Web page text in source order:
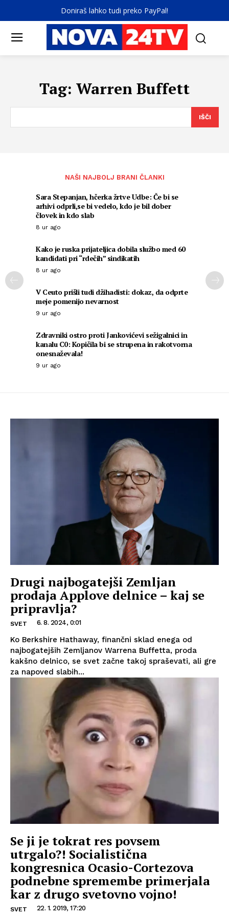
Doniraš lahko tudi preko PayPal!
Tag: Warren Buffett
IŠČI
NAŠI NAJBOLJ BRANI ČLANKI
Sara Stepanjan, hčerka žrtve Udbe: Če bi se
arhivi odprli,se bi vedelo, kdo je bil dober
človek in kdo slab
8 ur ago
Kako je ruska prijateljica dobila službo med 60
kandidati pri “rdečih” sindikatih
8 ur ago
V Ceuto prišli tudi džihadisti: dokaz, da odprte
meje pomenijo nevarnost
9 ur ago
Zdravniki ostro proti Jankovićevi sežigalnici in
kanalu C0: Kopičila bi se strupena in rakotvorna
onesnaževala!
9 ur ago
Drugi najbogatejši Zemljan
prodaja Applove delnice – kaj se
pripravlja?
SVET 6. 8. 2024, 0:01
Ko Berkshire Hathaway, finančni sklad enega od
najbogatejših Zemljanov Warrena Buffetta, proda
kakšno delnico, se svet začne takoj spraševati, ali gre
za napoved slabih...
Se ji je tokrat res povsem
utrgalo?! Socialistična
kongresnica Ocasio-Cortezova
podnebne spremembe primerjala
kar z drugo svetovno vojno!
SVET 22. 1. 2019, 17:20